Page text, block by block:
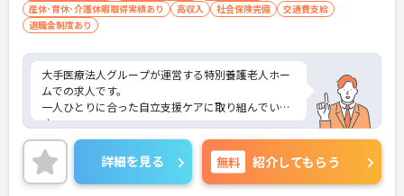
産休･育休･介護休暇取得実績あり
高収入 社会保険完備
交通費支給
退職金制度あり
大手医療法人グループが運営する特別養護老人ホー
ムでの求人です。
一人ひとりに合った自立支援ケアに取り組んでいま
す。
母体の安定感からお休みを取得しやすく、有給休暇
の消化率も高いのでプライベートの時間も大切にし
て頂きながら業務にあたることができます。ご興味
のある方はお気軽にお問い合わせ下さいませ。
詳細を見る 無料 紹介してもらう